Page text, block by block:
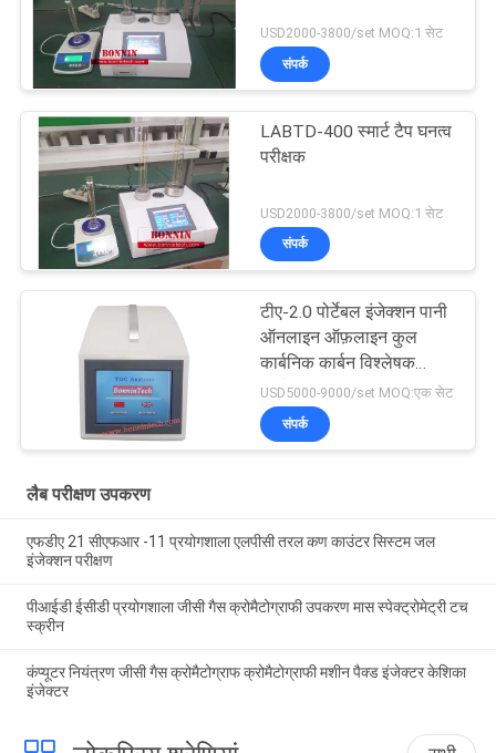
USD2000-3800/set MOQ:1 सेट
संपर्क
LABTD-400 स्मार्ट टैप घनत्व
परीक्षक
USD2000-3800/set MOQ:1 सेट
संपर्क
टीए-2.0 पोर्टेबल इंजेक्शन पानी
ऑनलाइन ऑफ़लाइन कुल
कार्बनिक कार्बन विश्लेषक
टीओसी परीक्षक
USD5000-9000/set MOQ:एक सेट
संपर्क
लैब परीक्षण उपकरण
एफडीए 21 सीएफआर -11 प्रयोगशाला एलपीसी तरल कण काउंटर सिस्टम जल
इंजेक्शन परीक्षण
पीआईडी ​​ईसीडी प्रयोगशाला जीसी गैस क्रोमैटोग्राफी उपकरण मास स्पेक्ट्रोमेट्री टच
स्क्रीन
कंप्यूटर नियंत्रण जीसी गैस क्रोमैटोग्राफ क्रोमैटोग्राफी मशीन पैक्ड इंजेक्टर केशिका
इंजेक्टर